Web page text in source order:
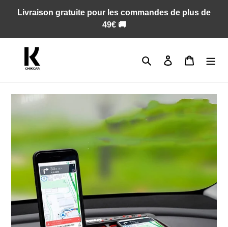
Livraison gratuite pour les commandes de plus de
49€ 🚚
RechercherSe connecter
Panier